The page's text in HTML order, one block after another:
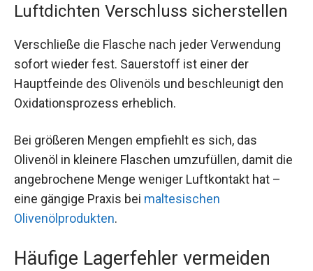
Luftdichten Verschluss sicherstellen
Verschließe die Flasche nach jeder Verwendung
sofort wieder fest. Sauerstoff ist einer der
Hauptfeinde des Olivenöls und beschleunigt den
Oxidationsprozess erheblich.
Bei größeren Mengen empfiehlt es sich, das
Olivenöl in kleinere Flaschen umzufüllen, damit die
angebrochene Menge weniger Luftkontakt hat –
eine gängige Praxis bei maltesischen
Olivenölprodukten.
Häufige Lagerfehler vermeiden